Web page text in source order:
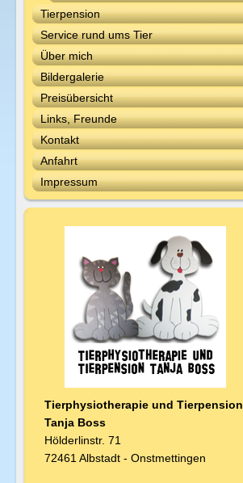
Tierpension
Service rund ums Tier
Über mich
Bildergalerie
Preisübersicht
Links, Freunde
Kontakt
Anfahrt
Impressum
Tierphysiotherapie und Tierpension
Tanja Boss
Hölderlinstr. 71
72461 Albstadt - Onstmettingen